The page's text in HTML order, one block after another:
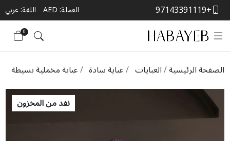
+97143391119 العملة:AED اللغة: عربي
0
الصفحة الرئيسية العبايات عباية سادة
عباية مخملية بسيطة
نفد من المخزون